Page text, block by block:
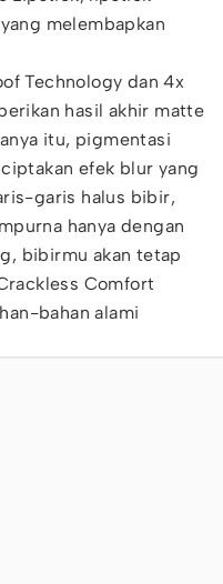
melembapkan
Technology dan 4x
hasil akhir matte
itu, pigmentasi
efek blur yang
garis halus bibir,
hanya dengan
bibirmu akan tetap
Comfort
bahan alami